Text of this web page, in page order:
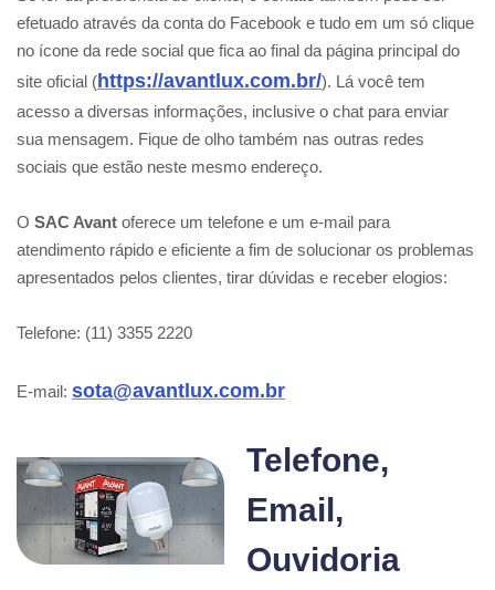
efetuado através da conta do Facebook e tudo em um só clique
no ícone da rede social que fica ao final da página principal do
site oficial (https://avantlux.com.br/). Lá você tem
acesso a diversas informações, inclusive o chat para enviar
sua mensagem. Fique de olho também nas outras redes
sociais que estão neste mesmo endereço.
O SAC Avant oferece um telefone e um e-mail para
atendimento rápido e eficiente a fim de solucionar os problemas
apresentados pelos clientes, tirar dúvidas e receber elogios:
Telefone: (11) 3355 2220
E-mail: sota@avantlux.com.br
Telefone,
Email,
Ouvidoria